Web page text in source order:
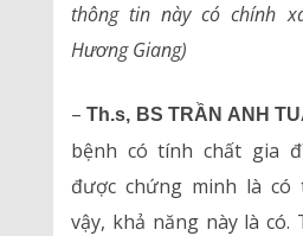
thông tin này có chính
Hương Giang)
–Th.s, BS TRẦN ANH
bệnh có tính chất gia
được chứng minh là có
vậy, khả năng này là có.